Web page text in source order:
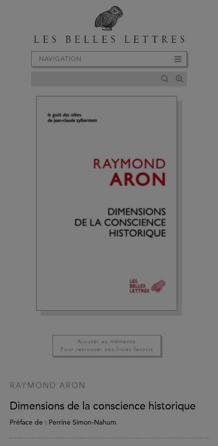
NAVIGATION
Ajouter au mémento
Pour retrouver vos livres favoris
RAYMOND ARON
Dimensions de la conscience historique
Préface de : Perrine Simon-Nahum